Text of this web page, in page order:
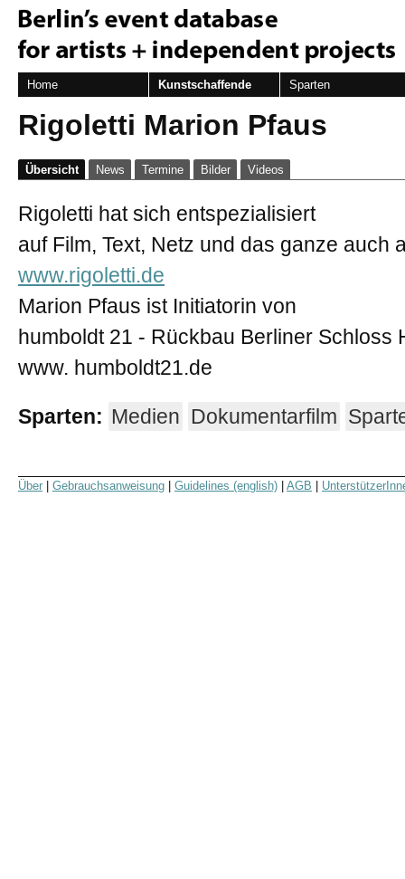
Home Kunstschaffende Sparten
Rigoletti Marion Pfaus
Übersicht News Termine Bilder Videos
Rigoletti hat sich entspezialisiert
auf Film, Text, Netz und das ganze auch
www.rigoletti.de
Marion Pfaus ist Initiatorin von
humboldt 21 - Rückbau Berliner Schloss
www. humboldt21.de
Sparten: Medien Dokumentarfilm
Über Gebrauchsanweisung Guidelines (english) AGB